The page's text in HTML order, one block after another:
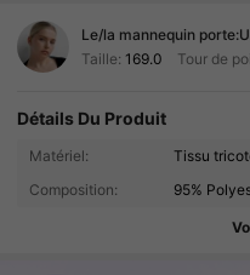
Le/la mannequin porte:
Taille: 169.0 Tour de
Détails Du Produit
Matériel:
Tissu
Composition:
95%
10K